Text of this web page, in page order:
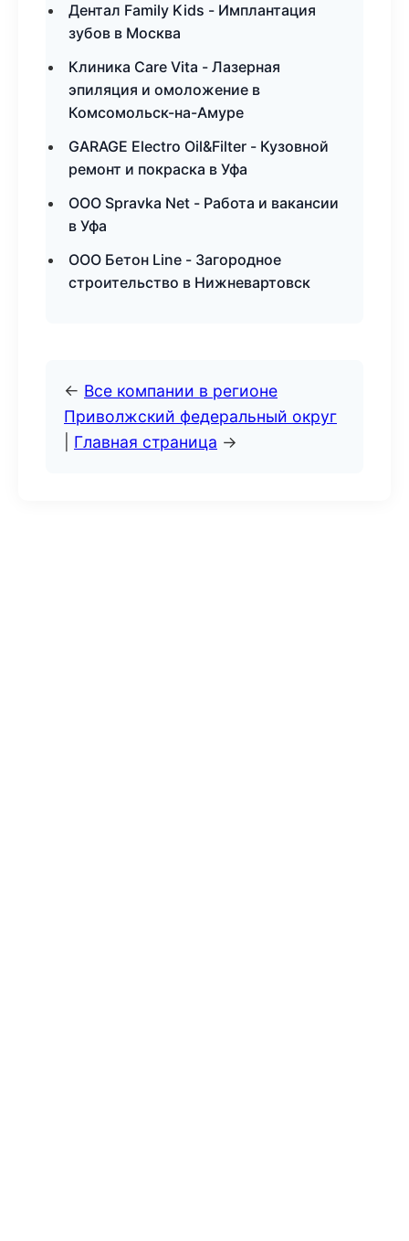
Дентал Family Kids - Имплантация
зубов в Москва
Клиника Care Vita - Лазерная
эпиляция и омоложение в
Комсомольск-на-Амуре
GARAGE Electro Oil&Filter - Кузовной
ремонт и покраска в Уфа
ООО Spravka Net - Работа и вакансии
в Уфа
ООО Бетон Line - Загородное
строительство в Нижневартовск
← Все компании в регионе
Приволжский федеральный округ
Главная страница →